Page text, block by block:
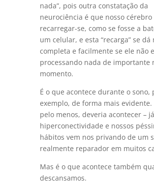
nada”, pois outra constatação da
neurociência é que nosso cérebro
recarregar-se, como se fosse a
um celular, e esta “recarga” se dá
completa e facilmente se ele não
processando nada de importante
momento.
É o que acontece durante o sono,
exemplo, de forma mais evidente.
pelo menos, deveria acontecer –
hiperconectividade e nossos
hábitos vem nos privando de um
realmente reparador em muitos
Mas é o que acontece também
descansamos.